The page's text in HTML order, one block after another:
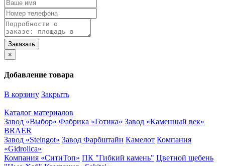
×
Добавление товара
В корзину Закрыть
Каталог материалов
Завод «Выбор» Фабрика «Готика» Завод «Каменный век»
BRAER
Завод «Steingot» Завод Фарбштайн Камелот Компания
«Gidrolica»
Компания «СитиТоп» ПК "Гибкий камень" Цветной щебень